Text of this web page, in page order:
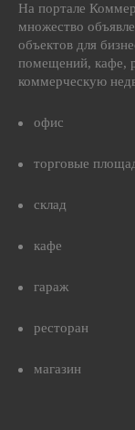
На портале
множество
объектов для
помещений, кафе,
коммерческую
офис
торговые
склад
кафе
гараж
ресторан
магазин